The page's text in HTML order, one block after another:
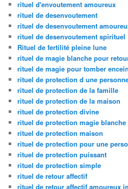
rituel d'envoutement amoureux
rituel de desenvoutement
rituel de desenvoutement
rituel de desenvoutement spirituel
Rituel de fertilité pleine lune
rituel de magie blanche pour
rituel de magie pour tomber
rituel de protection d une
rituel de protection de la famille
rituel de protection de la maison
rituel de protection divine
rituel de protection magie blanche
rituel de protection maison
rituel de protection pour une
rituel de protection puissant
rituel de protection simple
rituel de retour affectif
rituel de retour affectif amoureux